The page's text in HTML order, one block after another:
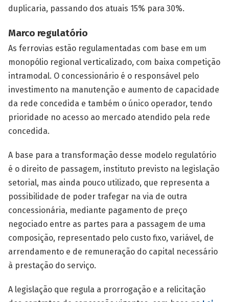
duplicaria, passando dos atuais 15% para 30%.
Marco regulatório
As ferrovias estão regulamentadas com base em um
monopólio regional verticalizado, com baixa competição
intramodal. O concessionário é o responsável pelo
investimento na manutenção e aumento de capacidade
da rede concedida e também o único operador, tendo
prioridade no acesso ao mercado atendido pela rede
concedida.
A base para a transformação desse modelo regulatório
é o direito de passagem, instituto previsto na legislação
setorial, mas ainda pouco utilizado, que representa a
possibilidade de poder trafegar na via de outra
concessionária, mediante pagamento de preço
negociado entre as partes para a passagem de uma
composição, representado pelo custo fixo, variável, de
arrendamento e de remuneração do capital necessário
à prestação do serviço.
A legislação que regula a prorrogação e a relicitação